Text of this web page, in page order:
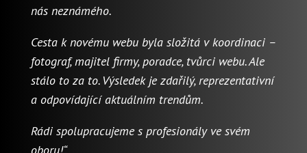
nás neznámého.
Cesta k novému webu byla složitá v koordinaci –
fotograf, majitel firmy, poradce, tvůrci webu. Ale
stálo to za to. Výsledek je zdařilý, reprezentativní
a odpovídající aktuálním trendům.
Rádi spolupracujeme s profesionály ve svém